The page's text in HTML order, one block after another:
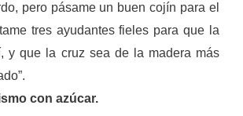
pero pásame un buen cojín para el
tres ayudantes fieles para que la
y que la cruz sea de la madera más
con azúcar.